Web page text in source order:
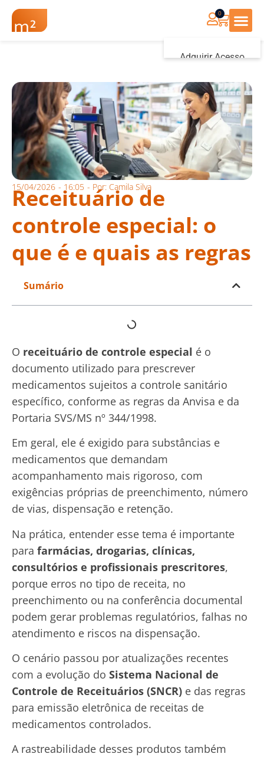
Adquirir Acesso
0
15/04/2026 - 16:05 - Por: Camila Silva
Receituário de
controle especial: o
que é e quais as regras
Sumário
O receituário de controle especial é o
documento utilizado para prescrever
medicamentos sujeitos a controle sanitário
específico, conforme as regras da Anvisa e da
Portaria SVS/MS nº 344/1998.
Em geral, ele é exigido para substâncias e
medicamentos que demandam
acompanhamento mais rigoroso, com
exigências próprias de preenchimento, número
de vias, dispensação e retenção.
Na prática, entender esse tema é importante
para farmácias, drogarias, clínicas,
consultórios e profissionais prescritores,
porque erros no tipo de receita, no
preenchimento ou na conferência documental
podem gerar problemas regulatórios, falhas no
atendimento e riscos na dispensação.
O cenário passou por atualizações recentes
com a evolução do Sistema Nacional de
Controle de Receituários (SNCR) e das regras
para emissão eletrônica de receitas de
medicamentos controlados.
A rastreabilidade desses produtos também